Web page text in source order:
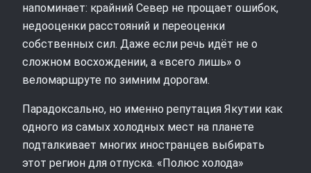
напоминает: крайний Север не прощает ошибок,
недооценки расстояний и переоценки
собственных сил. Даже если речь идёт не о
сложном восхождении, а «всего лишь» о
веломаршруте по зимним дорогам.
Парадоксально, но именно репутация Якутии как
одного из самых холодных мест на планете
подталкивает многих иностранцев выбирать
этот регион для отпуска. «Полюс холода»